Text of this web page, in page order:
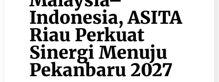
Indonesia, ASITA
Riau Perkuat
Sinergi Menuju
Pekanbaru 2027